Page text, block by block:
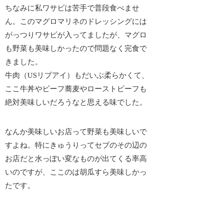
ちなみに私ワサビは苦手で普段食べませ
ん。このマグロマリネのドレッシングには
がっつりワサビが入ってましたが、 マグロ
も野菜も美味しかったので問題なく完食で
きました。
牛肉（USリブアイ）もだいぶ柔らかくて、
ここ牛丼やビーフ蕎麦やローストビーフも
絶対美味しいだろうなと思える味でした。
なんか美味しいお店って野菜も美味しいで
すよね。特にきゅうりってセブのその辺の
お店だと水っぽい変なものが出てくる率高
いのですが、ここのは胡瓜すら美味しかっ
たです。